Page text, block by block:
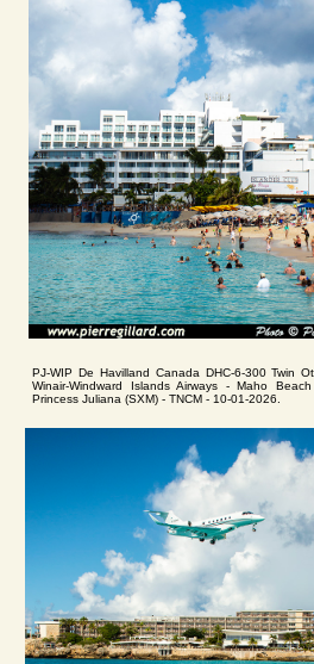
PJ-WIP De Havilland Canada DHC-6-300 Twin
Winair-Windward Islands Airways - Maho
Princess Juliana (SXM) - TNCM - 10-01-2026.